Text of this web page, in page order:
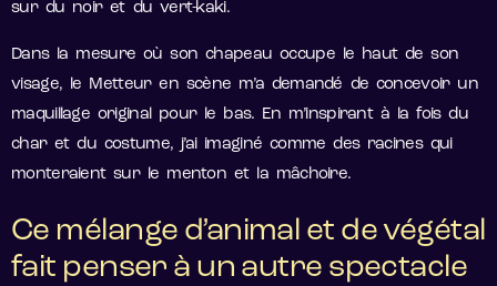
sur du noir et du vert-kaki.
Dans la mesure où son chapeau occupe le haut de son
visage, le Metteur en scène m’a demandé de concevoir un
maquillage original pour le bas. En m’inspirant à la fois du
char et du costume, j’ai imaginé comme des racines qui
monteraient sur le menton et la mâchoire.
Ce mélange d’animal et de végétal
fait penser à un autre spectacle